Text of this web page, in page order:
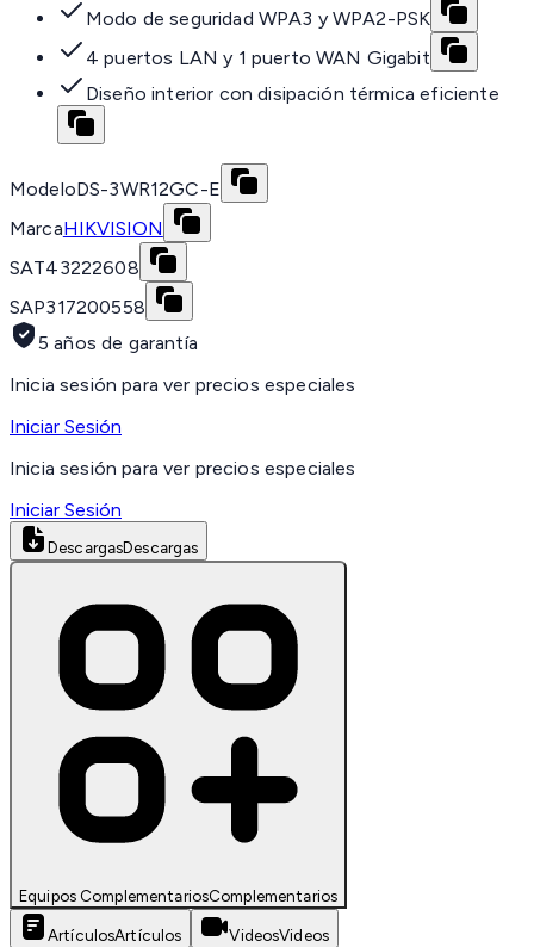
Modo de seguridad WPA3 y WPA2-PSK
4 puertos LAN y 1 puerto WAN Gigabit
Diseño interior con disipación térmica eficiente
ModeloDS-3WR12GC-E
MarcaHIKVISION
SAT43222608
SAP317200558
5 años de garantía
Inicia sesión para ver precios especiales
Iniciar Sesión
Inicia sesión para ver precios especiales
Iniciar Sesión
DescargasDescargas
Equipos ComplementariosComplementarios
ArtículosArtículos VideosVideos